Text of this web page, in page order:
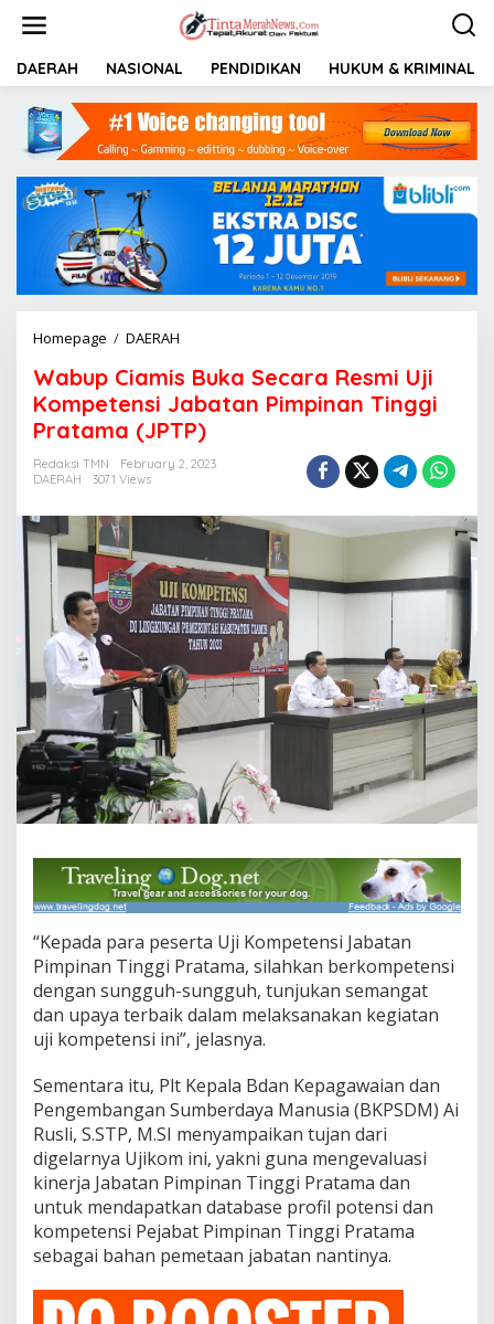
t
DAERAH NASIONAL PENDIDIKAN HUKUM & KRIMINAL
Homepage / DAERAH
b
u
p
C
i
i
B
u
k
a
S
c
a
a
e
s
m
U
j
i
K
o
m
p
e
t
e
n
i
J
a
b
t
a
n
P
m
p
Wabup Ciamis Buka Secara Resmi Uji
Kompetensi Jabatan Pimpinan Tinggi
Pratama (JPTP)
Redaksi TMN
February 2, 2023
DAERAH
3071 Views
“Kepada para peserta Uji Kompetensi Jabatan
Pimpinan Tinggi Pratama, silahkan berkompetensi
dengan sungguh-sungguh, tunjukan semangat
dan upaya terbaik dalam melaksanakan kegiatan
uji kompetensi ini”, jelasnya.
Sementara itu, Plt Kepala Bdan Kepagawaian dan
Pengembangan Sumberdaya Manusia (BKPSDM) Ai
Rusli, S.STP, M.SI menyampaikan tujan dari
digelarnya Ujikom ini, yakni guna mengevaluasi
kinerja Jabatan Pimpinan Tinggi Pratama dan
untuk mendapatkan database profil potensi dan
kompetensi Pejabat Pimpinan Tinggi Pratama
sebagai bahan pemetaan jabatan nantinya.